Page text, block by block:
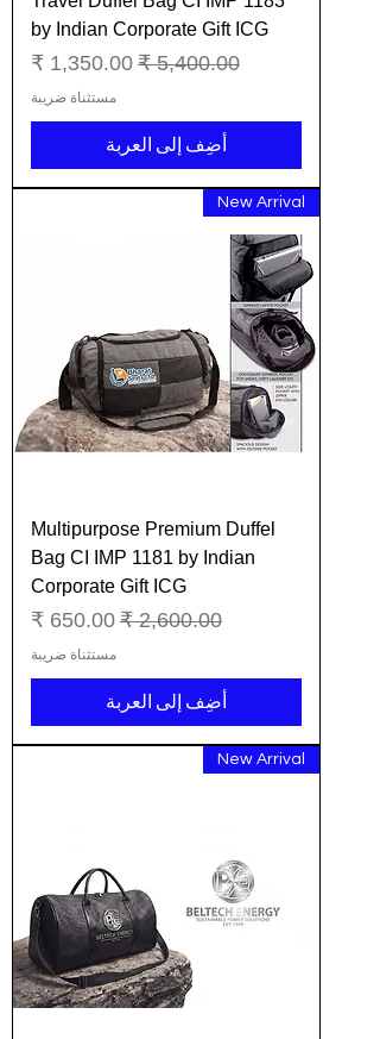
by Indian Corporate Gift ICG
سعر عادي سعر البيع
مستثناة ضريبة
أضِف إلى العربة
New Arrival
Multipurpose Premium Duffel
Bag CI IMP 1181 by Indian
Corporate Gift ICG
سعر عادي سعر البيع
مستثناة ضريبة
أضِف إلى العربة
New Arrival